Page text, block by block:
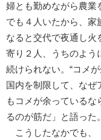
婦とも勤めながら農業
でも４人いたから、家
なると交代で夜通し火
寄り２人、うちのよう
続けられない。“コメ
国内を制限して、な
もコメが余っている
るのが筋だ」と語った。
こうしたなかでも、